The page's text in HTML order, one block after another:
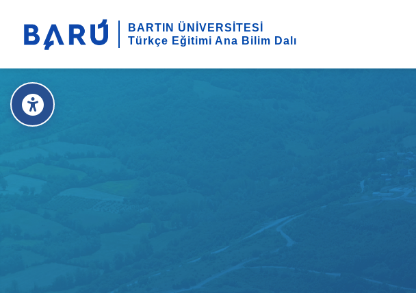
BARTIN ÜNİVERSİTESİ
Türkçe Eğitimi Ana Bilim Dalı